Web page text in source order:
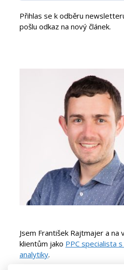
Přihlas se k odběru
pošlu odkaz na nový článek.
Jsem František Rajtmajer a na
klientům jako PPC specialista
analytiky.